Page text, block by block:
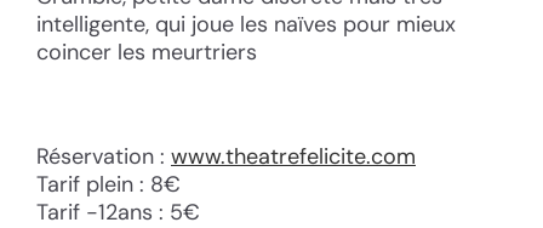
intelligente, qui joue les naïves pour mieux
coincer les meurtriers
Réservation : www.theatrefelicite.com
Tarif plein : 8€
Tarif -12ans : 5€